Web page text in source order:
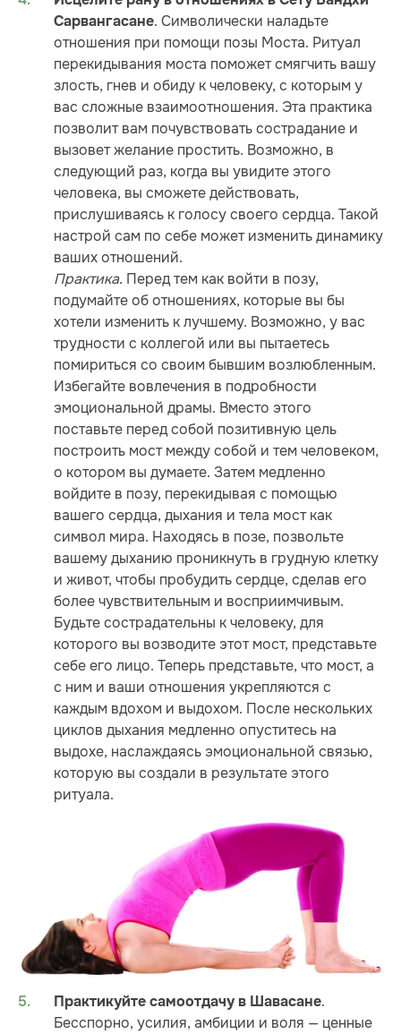
Сарвангасане. Символически наладьте
отношения при помощи позы Моста. Ритуал
перекидывания моста поможет смягчить вашу
злость, гнев и обиду к человеку, с которым у
вас сложные взаимоотношения. Эта практика
позволит вам почувствовать сострадание и
вызовет желание простить. Возможно, в
следующий раз, когда вы увидите этого
человека, вы сможете действовать,
прислушиваясь к голосу своего сердца. Такой
настрой сам по себе может изменить динамику
ваших отношений.
Практика. Перед тем как войти в позу,
подумайте об отношениях, которые вы бы
хотели изменить к лучшему. Возможно, у вас
трудности с коллегой или вы пытаетесь
помириться со своим бывшим возлюбленным.
Избегайте вовлечения в подробности
эмоциональной драмы. Вместо этого
поставьте перед собой позитивную цель
построить мост между собой и тем человеком,
о котором вы думаете. Затем медленно
войдите в позу, перекидывая с помощью
вашего сердца, дыхания и тела мост как
символ мира. Находясь в позе, позвольте
вашему дыханию проникнуть в грудную клетку
и живот, чтобы пробудить сердце, сделав его
более чувствительным и восприимчивым.
Будьте сострадательны к человеку, для
которого вы возводите этот мост, представьте
себе его лицо. Теперь представьте, что мост, а
с ним и ваши отношения укрепляются с
каждым вдохом и выдохом. После нескольких
циклов дыхания медленно опуститесь на
выдохе, наслаждаясь эмоциональной связью,
которую вы создали в результате этого
ритуала.
Практикуйте самоотдачу в Шавасане.
Бесспорно, усилия, амбиции и воля — ценные